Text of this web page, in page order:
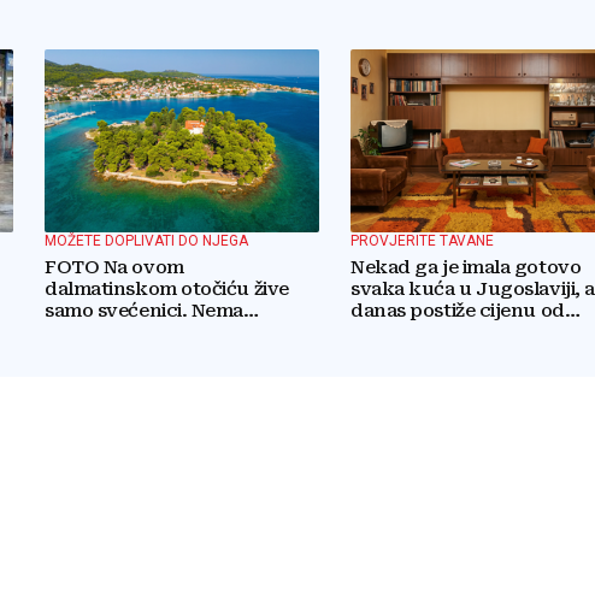
MOŽETE DOPLIVATI DO NJEGA
FOTO Na ovom
dalmatinskom otočiću žive
samo svećenici. Nema
PROVJERITE TAVANE
Nekad ga je imala gotovo
svaka kuća u Jugoslaviji, a
danas postiže cijenu od